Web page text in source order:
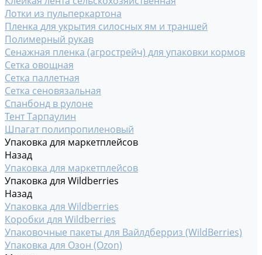
Лотки из пульперкартона
Пленка для укрытия силосных ям и траншей
Полимерный рукав
Сенажная пленка (агрострейч) для упаковки кормов
Сетка овощная
Сетка паллетная
Сетка сеновязальная
Спанбонд в рулоне
Тент Тарпаулин
Шпагат полипропиленовый
Упаковка для маркетплейсов
Назад
Упаковка для маркетплейсов
Упаковка для Wildberries
Назад
Упаковка для Wildberries
Коробки для Wildberries
Упаковочные пакеты для Вайлдберриз (WildBerries)
Упаковка для Озон (Ozon)